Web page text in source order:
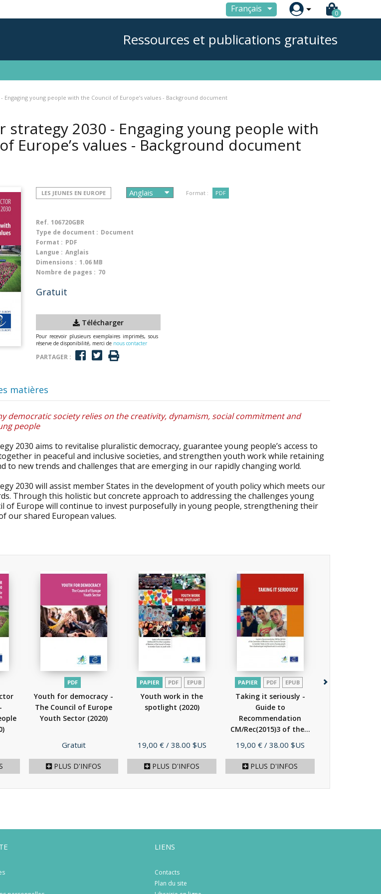
Français  0
Ressources et publications gratuites
Engaging young people with the Council of Europe’s values - Background document
strategy 2030 - Engaging young people with
Europe’s values - Background document
LES JEUNES EN EUROPE Format : PDF
Ref. 106720GBR
Type de document : Document
Format : PDF
Langue : Anglais
Dimensions : 1.06 MB
Nombre de pages : 70
Gratuit
Télécharger
Pour recevoir plusieurs exemplaires imprimés, sous
réserve de disponibilité, merci de nous contacter
PARTAGER :
matières
democratic society relies on the creativity, dynamism, social commitment and
people
2030 aims to revitalise pluralistic democracy, guarantee young people’s access to
in peaceful and inclusive societies, and strengthen youth work while retaining
to new trends and challenges that are emerging in our rapidly changing world.
2030 will assist member States in the development of youth policy which meets our
Through this holistic but concrete approach to addressing the challenges young
of Europe will continue to invest purposefully in young people, strengthening their
our shared European values.
PDF
Youth for democracy -
The Council of Europe
Youth Sector (2020)
Prix
Gratuit
PLUS D'INFOS
PAPIER PDF EPUB
Youth work in the
spotlight (2020)
Prix
19,00 € / 38.00 $US
PLUS D'INFOS
PAPIER PDF EPUB
Taking it seriously -
Guide to
Recommendation
CM/Rec(2015)3 of the...
Prix
19,00 € / 38.00 $US
PLUS D'INFOS
LIENS
Contacts
Plan du site